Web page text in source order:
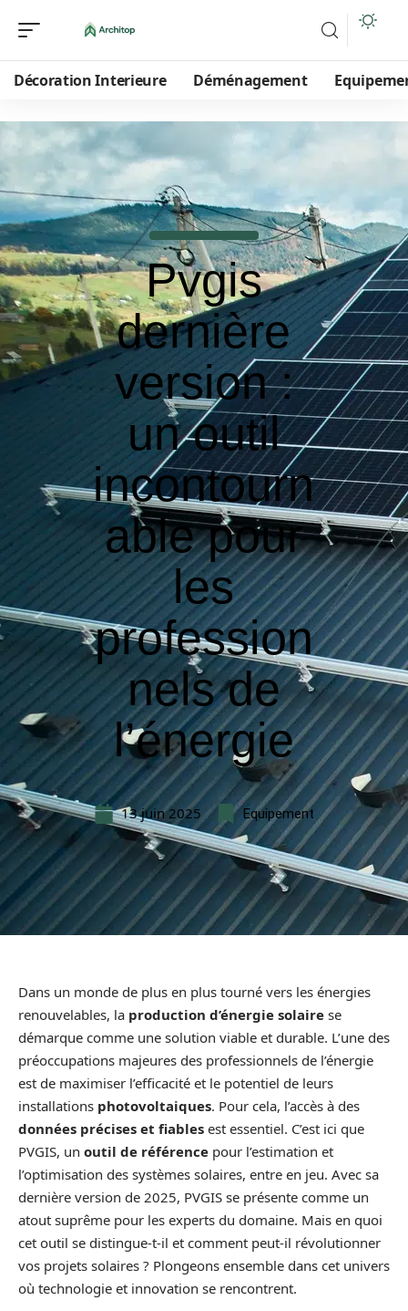
Décoration Interieure Déménagement
Pvgis
dernière
version :
un outil
incontourn
able pour
les
profession
nels de
l’énergie
13 juin 2025 Equipement
Dans un monde de plus en plus tourné vers les énergies
renouvelables, la production d’énergie solaire se
démarque comme une solution viable et durable. L’une des
préoccupations majeures des professionnels de l’énergie
est de maximiser l’efficacité et le potentiel de leurs
installations photovoltaiques. Pour cela, l’accès à des
données précises et fiables est essentiel. C’est ici que
PVGIS, un outil de référence pour l’estimation et
l’optimisation des systèmes solaires, entre en jeu. Avec sa
dernière version de 2025, PVGIS se présente comme un
atout suprême pour les experts du domaine. Mais en quoi
cet outil se distingue-t-il et comment peut-il révolutionner
vos projets solaires ? Plongeons ensemble dans cet univers
où technologie et innovation se rencontrent.